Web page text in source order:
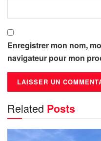
Enregistrer mon nom,
navigateur pour mon
Related Posts